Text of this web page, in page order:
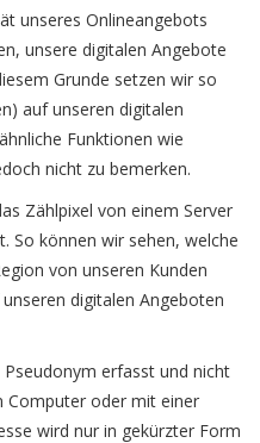
unseres Onlineangebots
unsere digitalen Angebote
Grunde setzen wir so
auf unseren digitalen
Funktionen wie
nicht zu bemerken.
Zählpixel von einem Server
So können wir sehen, welche
von unseren Kunden
digitalen Angeboten
erfasst und nicht
Computer oder mit einer
wird nur in gekürzter Form